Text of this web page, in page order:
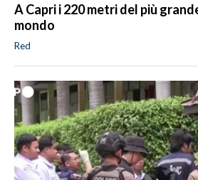
A Capri i 220 metri del più
mondo
Red